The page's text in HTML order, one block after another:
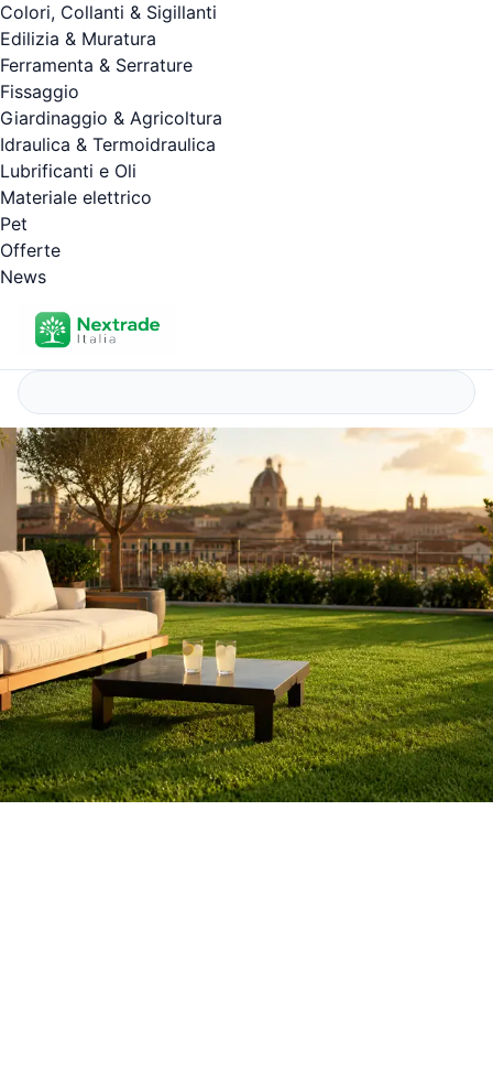
Colori, Collanti & Sigillanti
Edilizia & Muratura
Ferramenta & Serrature
Fissaggio
Giardinaggio & Agricoltura
Idraulica & Termoidraulica
Lubrificanti e Oli
Materiale elettrico
Pet
Offerte
News